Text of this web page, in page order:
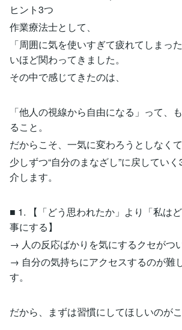
ヒント3つ
作業療法士として、
「周囲に気を使いすぎて疲れてしまっ
いほど関わってきました。
その中で感じてきたのは、
「他人の視線から自由になる」って、
ること。
だからこそ、一気に変わろうとしなくて
少しずつ“自分のまなざし”に戻してい
介します。
■ 1. 【「どう思われたか」より「私は
事にする】
→ 人の反応ばかりを気にするクセがつ
→ 自分の気持ちにアクセスするのが難
す。
だから、まずは習慣にしてほしいのがこ